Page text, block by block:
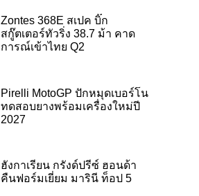
Zontes 368E สเปค บิ๊ก
สกู๊ตเตอร์ทัวริ่ง 38.7 ม้า คาด
การณ์เข้าไทย Q2
Pirelli MotoGP ปักหมุดเบอร์โน
ทดสอบยางพร้อมเครื่องใหม่ปี
2027
ฮังกาเรียน กรังด์ปรีซ์ ฮอนด้า
คืนฟอร์มเยี่ยม มารินี ท็อป 5